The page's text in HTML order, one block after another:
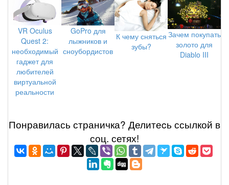
VR Oculus
Quest 2:
необходимый
гаджет для
любителей
виртуальной
реальности
GoPro для
лыжников и
сноубордистов
К чему сняться
зубы?
Зачем покупать
золото для
Diablo III
Понравилась страничка? Делитеcь ссылкой в
соц. сетях!